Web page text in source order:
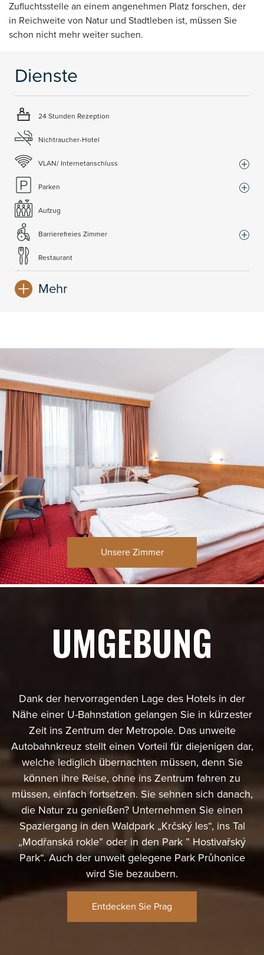
Zufluchtsstelle an einem angenehmen Platz forschen, der
in Reichweite von Natur und Stadtleben ist, müssen Sie
schon nicht mehr weiter suchen.
Dienste
24 Stunden Rezeption
Nichtraucher-Hotel
VLAN/ Internetanschluss
Parken
Aufzug
Barrierefreies Zimmer
Restaurant
Spielplatz
Zahlkarte
Verwaltungsdienst
Haustiere willkommen
Taxidienst
Reservierung von Eintrittskarten
Reservierung von Restaurants
Blumenbestellung
Stadtrundfahrten durch Prag
Sicher
Mehr
Unsere Zimmer
UMGEBUNG
Dank der hervorragenden Lage des Hotels in der
Nähe einer U-Bahnstation gelangen Sie in kürzester
Zeit ins Zentrum der Metropole. Das unweite
Autobahnkreuz stellt einen Vorteil für diejenigen dar,
welche lediglich übernachten müssen, denn Sie
können ihre Reise, ohne ins Zentrum fahren zu
müssen, einfach fortsetzen. Sie sehnen sich danach,
die Natur zu genießen? Unternehmen Sie einen
Spaziergang in den Waldpark „Krčský les“, ins Tal
„Modřanská rokle” oder in den Park ” Hostivařský
Park“. Auch der unweit gelegene Park Průhonice
wird Sie bezaubern.
Entdecken Sie Prag